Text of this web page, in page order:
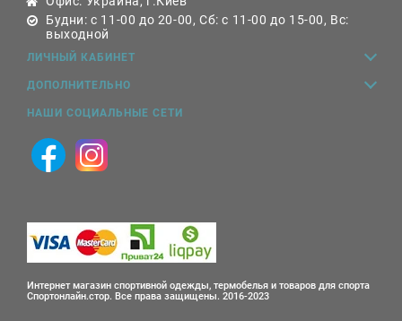
Будни: с 11-00 до 20-00, Сб: с 11-00 до 15-00, Вс:
выходной
ЛИЧНЫЙ КАБИНЕТ
ДОПОЛНИТЕЛЬНО
НАШИ СОЦИАЛЬНЫЕ СЕТИ
Интернет магазин спортивной одежды, термобелья и товаров для спорта
Спортонлайн.стор. Все права защищены. 2016-2023